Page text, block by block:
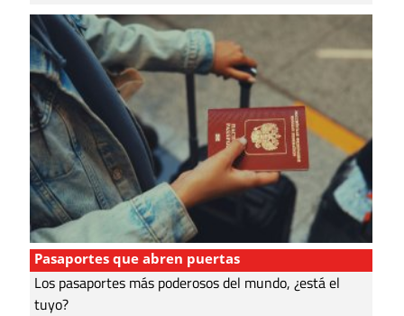
Pasaportes que abren puertas
Los pasaportes más poderosos del mundo, ¿está el
tuyo?